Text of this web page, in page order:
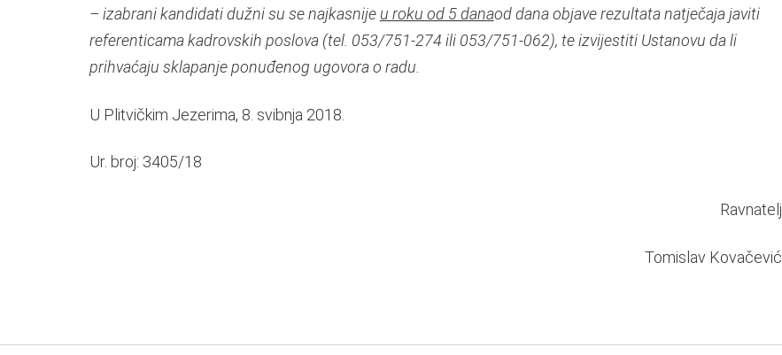
– izabrani kandidati dužni su se najkasnije u roku od 5 danaod dana objave rezultata natječaja javiti
referenticama kadrovskih poslova (tel. 053/751-274 ili 053/751-062), te izvijestiti Ustanovu da li
prihvaćaju sklapanje ponuđenog ugovora o radu.
U Plitvičkim Jezerima, 8. svibnja 2018.
Ur. broj: 3405/18
Ravnatelj
Tomislav Kovačević